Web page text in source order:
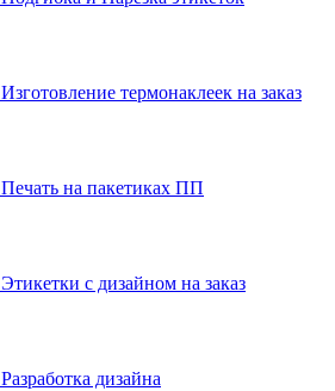
Изготовление термонаклеек на заказ
Печать на пакетиках ПП
Этикетки с дизайном на заказ
Разработка дизайна